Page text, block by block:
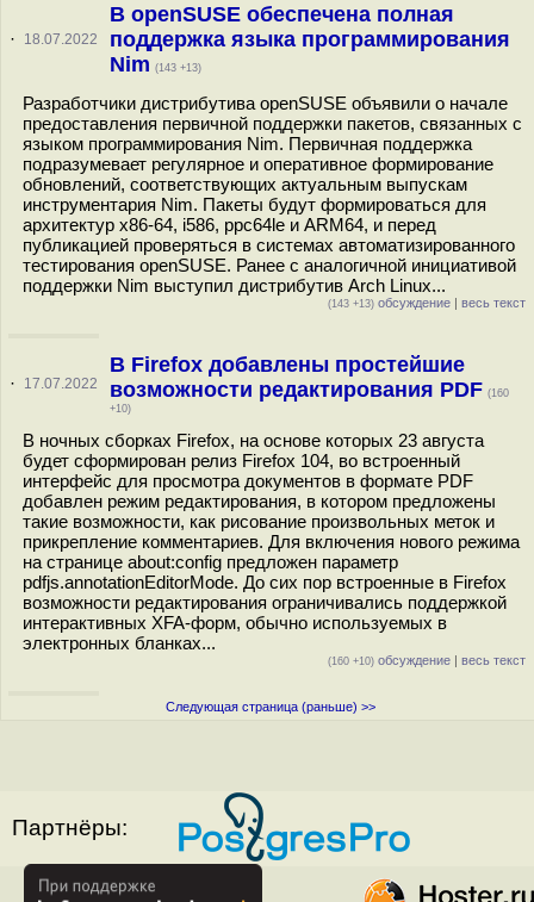
· 18.07.2022
В openSUSE обеспечена полная
поддержка языка программирования
Nim (143 +13)
Разработчики дистрибутива openSUSE объявили о начале
предоставления первичной поддержки пакетов, связанных с
языком программирования Nim. Первичная поддержка
подразумевает регулярное и оперативное формирование
обновлений, соответствующих актуальным выпускам
инструментария Nim. Пакеты будут формироваться для
архитектур x86-64, i586, ppc64le и ARM64, и перед
публикацией проверяться в системах автоматизированного
тестирования openSUSE. Ранее с аналогичной инициативой
поддержки Nim выступил дистрибутив Arch Linux...
(143 +13) обсуждение | весь текст
· 17.07.2022
В Firefox добавлены простейшие
возможности редактирования PDF (160
+10)
В ночных сборках Firefox, на основе которых 23 августа
будет сформирован релиз Firefox 104, во встроенный
интерфейс для просмотра документов в формате PDF
добавлен режим редактирования, в котором предложены
такие возможности, как рисование произвольных меток и
прикрепление комментариев. Для включения нового режима
на странице about:config предложен параметр
pdfjs.annotationEditorMode. До сих пор встроенные в Firefox
возможности редактирования ограничивались поддержкой
интерактивных XFA-форм, обычно используемых в
электронных бланках...
(160 +10) обсуждение | весь текст
Следующая страница (раньше) >>
Партнёры: